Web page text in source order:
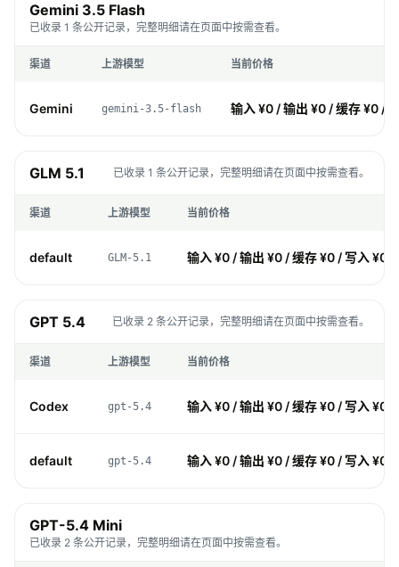
Gemini 3.5 Flash
已收录 1 条公开记录，完整明细请在页面中按需查看。
渠道 上游模型 当前价格
Gemini gemini-3.5-flash 输入 ¥0 / 输出 ¥0 / 缓存 ¥0 /
GLM 5.1 已收录 1 条公开记录，完整明细请在页面中按需查看。
渠道 上游模型 当前价格
default GLM-5.1 输入 ¥0 / 输出 ¥0 / 缓存 ¥0 / 写入 ¥0
GPT 5.4 已收录 2 条公开记录，完整明细请在页面中按需查看。
渠道 上游模型 当前价格
Codex gpt-5.4 输入 ¥0 / 输出 ¥0 / 缓存 ¥0 / 写入 ¥0
default gpt-5.4 输入 ¥0 / 输出 ¥0 / 缓存 ¥0 / 写入 ¥0
GPT-5.4 Mini
已收录 2 条公开记录，完整明细请在页面中按需查看。